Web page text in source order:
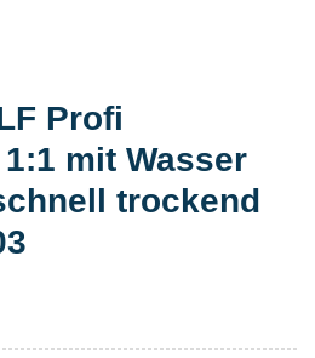
Profi
mit Wasser
trockend